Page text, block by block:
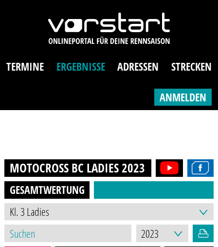
TERMINE ERGEBNISSE ADRESSEN STRECKEN
ANMELDEN
MOTOCROSS BC LADIES2023
GESAMTWERTUNG